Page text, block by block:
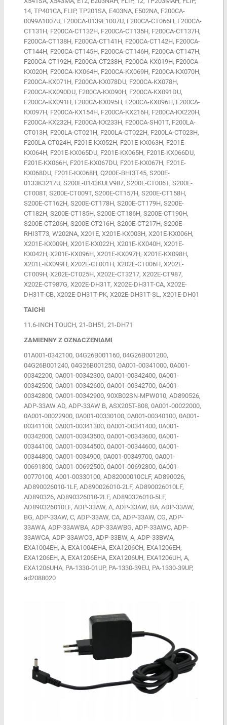
14, TP401CA, FLIP, TP201SA, E403NA, E502NA, F200CA-
0099A1007U, F200CA-0139E1007U, F200CA-CT066H, F200CA-
CT131H, F200CA-CT132H, F200CA-CT135H, F200CA-CT137H,
F200CA-CT138H, F200CA-CT141H, F200CA-CT142H, F200CA-
CT144H, F200CA-CT145H, F200CA-CT146H, F200CA-CT147H,
F200CA-CT192H, F200CA-CT238H, F200CA-KX019H, F200CA-
KX020H, F200CA-KX064H, F200CA-KX069H, F200CA-KX070H,
F200CA-KX071H, F200CA-KX078DU, F200CA-KX078H,
F200CA-KX090DU, F200CA-KX090H, F200CA-KX091DU,
F200CA-KX091H, F200CA-KX095H, F200CA-KX096H, F200CA-
KX097H, F200CA-KX154H, F200CA-KX216H, F200CA-KX220H,
F200CA-KX232H, F200CA-KX233H, F200CA-SH01T, F200LA-
CT013H, F200LA-CT021H, F200LA-CT022H, F200LA-CT023H,
F200LA-CT024H, F201E-KX052H, F201E-KX063H, F201E-
KX064H, F201E-KX065DU, F201E-KX065H, F201E-KX066DU,
F201E-KX066H, F201E-KX067DU, F201E-KX067H, F201E-
KX068DU, F201E-KX068H, Q200E-BHI3T45, S200E-
0133K3217U, S200E-0143KULV987, S200E-CT006T, S200E-
CT008T, S200E-CT009T, S200E-CT157H, S200E-CT158H,
S200E-CT162H, S200E-CT178H, S200E-CT179H, S200E-
CT182H, S200E-CT185H, S200E-CT186H, S200E-CT190H,
S200E-CT206H, S200E-CT216H, S200E-CT217H, S200E-
RHI3T73, W202NA, X201E, X201E-KX003H, X201E-KX006H,
X201E-KX009H, X201E-KX022H, X201E-KX040H, X201E-
KX042H, X201E-KX096H, X201E-KX097H, X201E-KX098H,
X201E-KX099H, X202E-CT001H, X202E-CT006H, X202E-
CT009H, X202E-CT025H, X202E-CT3217, X202E-CT987,
X202E-CT987G, X202E-DH31T, X202E-DH31T-CA, X202E-
DH31T-CB, X202E-DH31T-PK, X202E-DH31T-SL, X201E-DH01
TAICHI
11.6-INCH TOUCH, 21-DH51, 21-DH71
ZAMIENNY Z OZNACZENIAMI
01A001-0342100, 04G26B001160, 04G26B001200,
04G26B001240, 04G26B001250, 0A001-00341000, 0A001-
00342200, 0A001-00342300, 0A001-00342400, 0A001-
00342500, 0A001-00342600, 0A001-00342700, 0A001-
00342800, 0A001-00342900, 90XB02SN-MPW010, AD890526,
ADP-33AW AD, ADP-33AW B, ASX205T-808, 0A001-00022000,
0A001-00022900, 0A001-00330100, 0A001-00340100, 0A001-
00341100, 0A001-00341300, 0A001-00341400, 0A001-
00342000, 0A001-00343500, 0A001-00343600, 0A001-
00344100, 0A001-00344500, 0A001-00344600, 0A001-
00344800, 0A001-0034900, 0A001-00349700, 0A001-
00691800, 0A001-00692500, 0A001-00692800, 0A001-
00770100, A001-00330100, AD82000010CLF, AD890026,
AD890026010-1LF, AD890026010-2LF, AD890026010LF,
AD890326, AD890326010-2LF, AD890326010-5LF,
AD890326010LF, ADP-33AW, A, ADP-33AW, BA, ADP-33AW,
BG, ADP-33AW, C, ADP-33AW, CA, ADP-33AW, CG, ADP-
33AWA, ADP-33AWBA, ADP-33AWBG, ADP-33AWC, ADP-
33AWCA, ADP-33AWCG, ADP-33BW, A, ADP-33BWA,
EXA1004EH, A, EXA1004EHA, EXA1206CH, EXA1206EH,
EXA1206EH, A, EXA1206EHA, EXA1206UH, EXA1206UH, A,
EXA1206UHA, PA-1330-01UP, PA-1330-39EU, PA-1330-39UP,
ad2088020